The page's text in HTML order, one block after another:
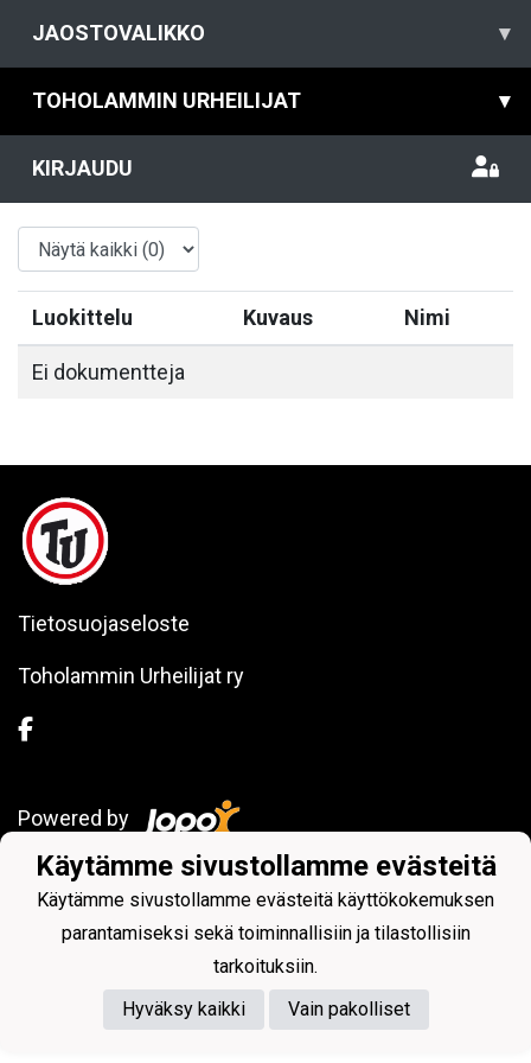
JAOSTOVALIKKO ▾
TOHOLAMMIN URHEILIJAT ▾
KIRJAUDU
Luokittelu Kuvaus Nimi
Ei dokumentteja
Tietosuojaseloste
Toholammin Urheilijat ry
Powered by
Käytämme sivustollamme evästeitä
Käytämme sivustollamme evästeitä käyttökokemuksen
parantamiseksi sekä toiminnallisiin ja tilastollisiin
tarkoituksiin.
Hyväksy kaikki
Vain pakolliset